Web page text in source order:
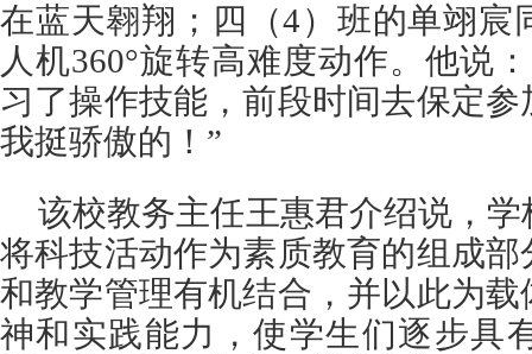
在蓝天翱翔；四（4）班的单翊宸
人机360°旋转高难度动作。他说
习了操作技能，前段时间去保定
我挺骄傲的！”
该校教务主任王惠君介绍说，
将科技活动作为素质教育的组成
和教学管理有机结合，并以此为
神和实践能力，使学生们逐步具